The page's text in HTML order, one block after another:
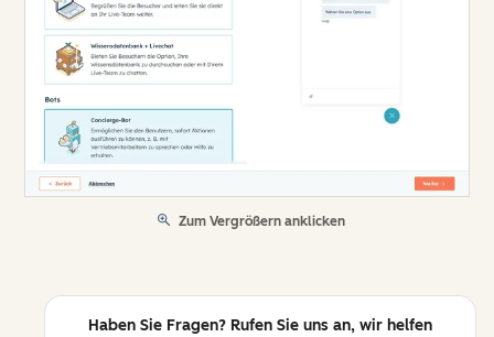
Zum Vergrößern anklicken
Haben Sie Fragen? Rufen Sie uns an, wir helfen